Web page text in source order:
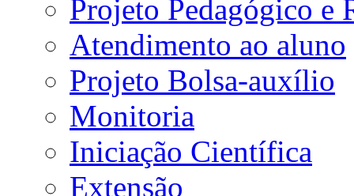
Projeto Pedagógico e
Atendimento ao aluno
Projeto Bolsa-auxílio
Monitoria
Iniciação Científica
Extensão